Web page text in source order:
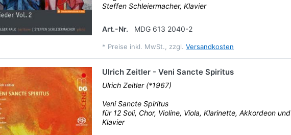
Steffen Schleiermacher, Klavier
Art.-Nr. MDG 613 2040-2
* Preise inkl. MwSt., zzgl. Versandkosten
Ulrich Zeitler - Veni Sancte Spiritus
Ulrich Zeitler (*1967)
Veni Sancte Spiritus
für 12 Soli, Chor, Violine, Viola, Klarinette, Akkordeon und
Klavier